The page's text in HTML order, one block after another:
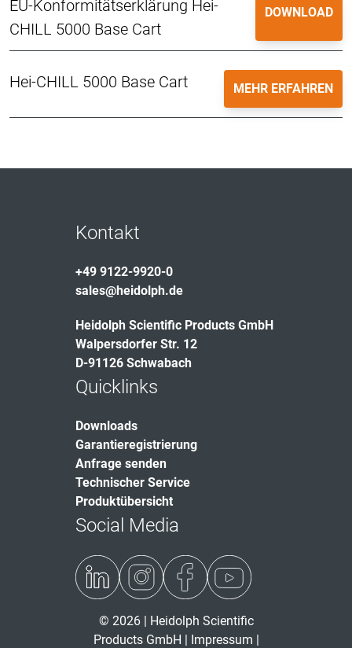
EU-Konformitätserklärung Hei-
CHILL 5000 Base Cart
DOWNLOAD
Hei-CHILL 5000 Base Cart MEHR ERFAHREN
Kontakt
+49 9122-9920-0
sales@heidolph.de
Heidolph Scientific Products GmbH
Walpersdorfer Str. 12
D-91126 Schwabach
Quicklinks
Downloads
Garantieregistrierung
Anfrage senden
Technischer Service
Produktübersicht
Social Media
© 2026 | Heidolph Scientific
Products GmbH | Impressum |